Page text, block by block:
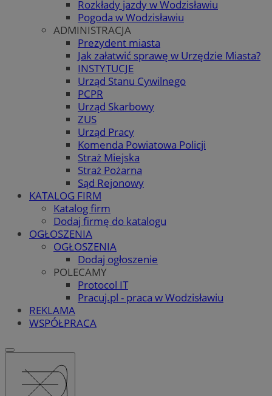
Rozkłady jazdy w Wodzisławiu
Pogoda w Wodzisławiu
ADMINISTRACJA
Prezydent miasta
Jak załatwić sprawę w Urzędzie Miasta?
INSTYTUCJE
Urząd Stanu Cywilnego
PCPR
Urząd Skarbowy
ZUS
Urząd Pracy
Komenda Powiatowa Policji
Straż Miejska
Straż Pożarna
Sąd Rejonowy
KATALOG FIRM
Katalog firm
Dodaj firmę do katalogu
OGŁOSZENIA
OGŁOSZENIA
Dodaj ogłoszenie
POLECAMY
Protocol IT
Pracuj.pl - praca w Wodzisławiu
REKLAMA
WSPÓŁPRACA